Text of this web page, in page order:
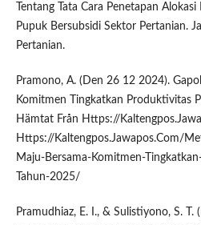
Tentang Tata Cara Penetapan
Pupuk Bersubsidi Sektor Pertanian.
Pertanian.
Pramono, A. (Den 26 12 2024).
Komitmen Tingkatkan Produktivitas
Hämtat Från Https://
Https://Kaltengpos.Jawapos.Com/
Maju-Bersama-Komitmen-
Tahun-2025/
Pramudhiaz, E. I., & Sulistiyono, S.